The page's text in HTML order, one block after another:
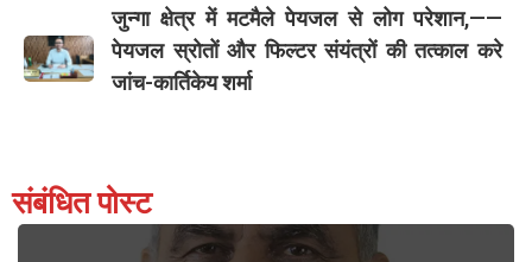
जुन्गा क्षेत्र में मटमैले पेयजल से लोग परेशान,——
पेयजल स्रोतों और फिल्टर संयंत्रों की तत्काल करे
जांच-कार्तिकेय शर्मा
संबंधित पोस्ट